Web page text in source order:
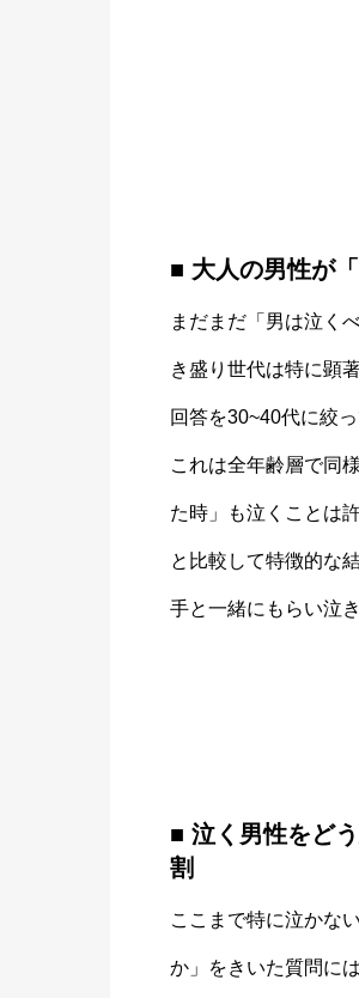
■ 大人の男性が
まだまだ「男は泣く
き盛り世代は特に顕
回答を30~40代に絞
これは全年齢層で同
た時」も泣くことは
と比較して特徴的な
手と一緒にもらい泣
■ 泣く男性をど
割
ここまで特に泣かな
か」をきいた質問に